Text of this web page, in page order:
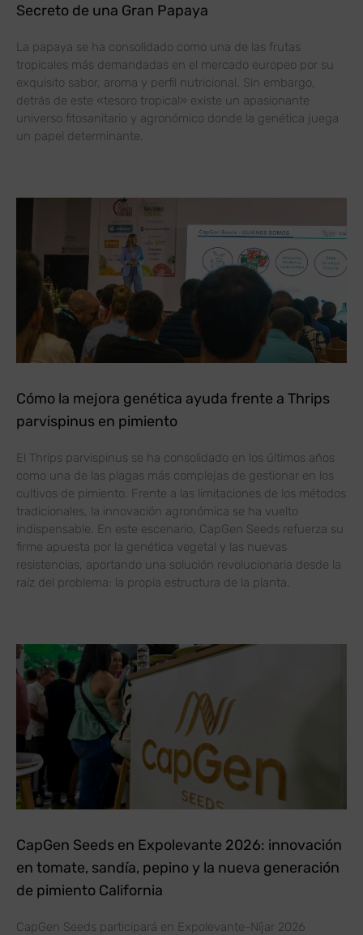
Secreto de una Gran Papaya
La papaya se ha consolidado como una de las frutas
tropicales más demandadas en el mercado europeo por su
exquisito sabor, aroma y perfil nutricional. Sin embargo,
detrás de este «tesoro tropical» existe un apasionante
universo fitosanitario y agronómico donde la genética juega
un papel determinante.
Cómo la mejora genética ayuda frente a Thrips
parvispinus en pimiento
El Thrips parvispinus se ha consolidado en los últimos años
como una de las plagas más complejas de gestionar en los
cultivos de pimiento. Frente a las limitaciones de los métodos
tradicionales, la innovación agronómica se ha vuelto
indispensable. En este escenario, CapGen Seeds refuerza su
firme apuesta por la genética vegetal y las nuevas
resistencias, aportando una solución revolucionaria desde la
raíz del problema: la propia estructura de la planta.
CapGen Seeds en Expolevante 2026: innovación
en tomate, sandía, pepino y la nueva generación
de pimiento California
CapGen Seeds participará en Expolevante-Níjar 2026